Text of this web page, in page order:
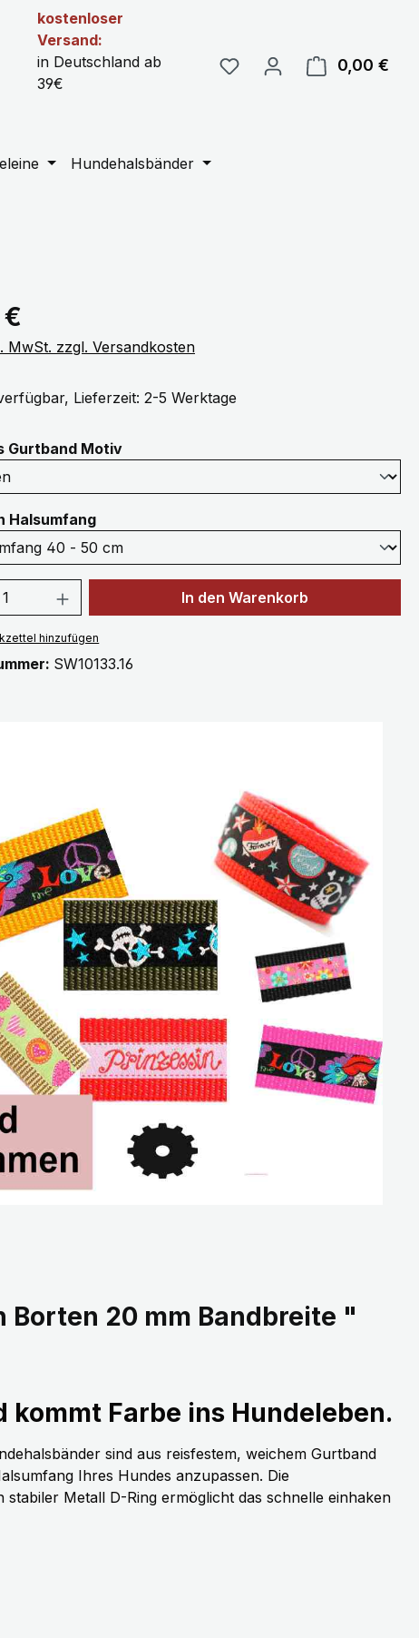
kostenloser
Versand:
in Deutschland ab
39€
0,00 €
Hundehalsbänder
MwSt. zzgl. Versandkosten
Lieferzeit: 2-5 Werktage
Gurtband Motivauswählen
Halsumfangauswählen
Anzahl: Gib den gewünschten Wert
In den Warenkorb
hinzufügen
SW10133.16
20 mm Bandbreite "
Farbe ins Hundeleben.
sind aus reisfestem, weichem Gurtband
Ihres Hundes anzupassen. Die
Metall D-Ring ermöglicht das schnelle einhaken